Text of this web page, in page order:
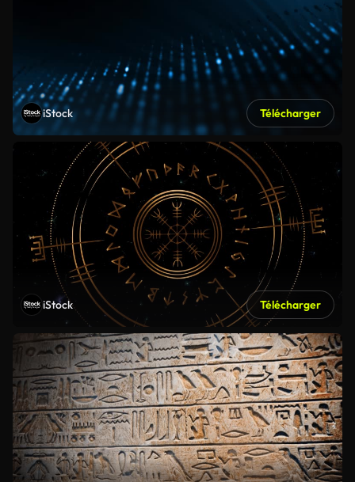
iStock Télécharger
iStock Télécharger